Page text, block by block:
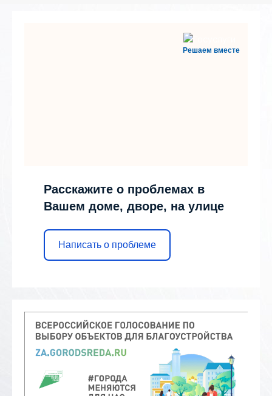
Решаем вместе
Расскажите о проблемах в
Вашем доме, дворе, на улице
Написать о проблеме